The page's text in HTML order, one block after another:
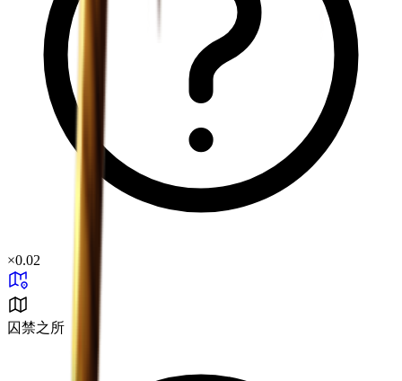
×0.02
囚禁之所